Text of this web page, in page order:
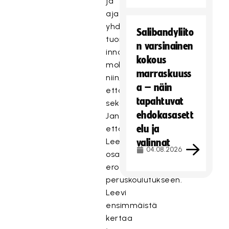
ajatus
yhdessä
tuomaroinnista
innosti
molempia
niin,
että
sekä
Jani,
että
Leevi
osallistuivat
erotuomareiden
peruskoulutukseen.
Leevi
ensimmäistä
kertaa
Salibandyliito
n varsinainen
kokous
marraskuuss
a – näin
tapahtuvat
ehdokasasett
elu ja
valinnat
04.08.2026